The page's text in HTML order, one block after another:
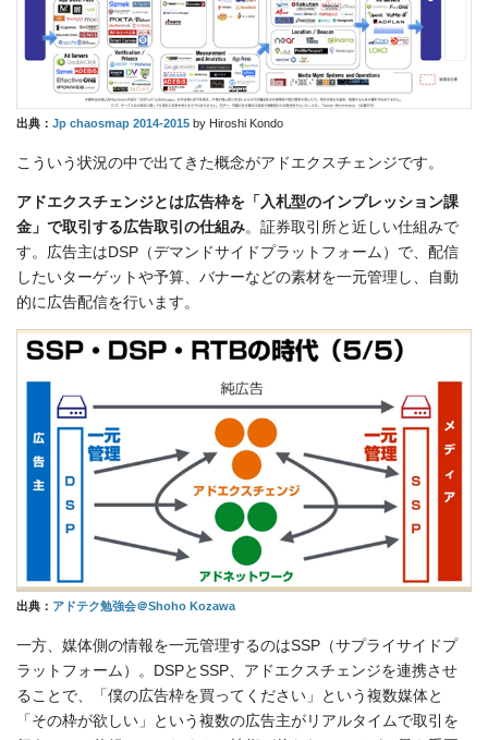
出典： Jp chaosmap 2014-2015 by Hiroshi Kondo
こういう状況の中で出てきた概念がアドエクスチェンジです。
アドエクスチェンジとは広告枠を「入札型のインプレッション課
金」で取引する広告取引の仕組み。証券取引所と近しい仕組みで
す。広告主はDSP（デマンドサイドプラットフォーム）で、配信
したいターゲットや予算、バナーなどの素材を一元管理し、自動
的に広告配信を行います。
出典： アドテク勉強会＠Shoho Kozawa
一方、媒体側の情報を一元管理するのはSSP（サプライサイドプ
ラットフォーム）。DSPとSSP、アドエクスチェンジを連携させ
ることで、「僕の広告枠を買ってください」という複数媒体と
「その枠が欲しい」という複数の広告主がリアルタイムで取引を